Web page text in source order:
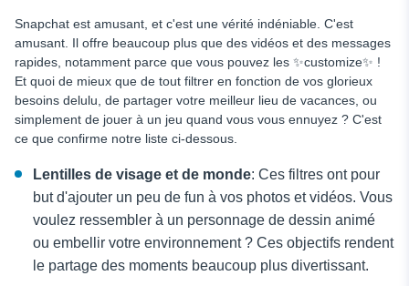
Snapchat est amusant, et c'est une vérité indéniable. C'est
amusant. Il offre beaucoup plus que des vidéos et des messages
rapides, notamment parce que vous pouvez les ✨customize✨ !
Et quoi de mieux que de tout filtrer en fonction de vos glorieux
besoins delulu, de partager votre meilleur lieu de vacances, ou
simplement de jouer à un jeu quand vous vous ennuyez ? C'est
ce que confirme notre liste ci-dessous.
Lentilles de visage et de monde: Ces filtres ont pour
but d'ajouter un peu de fun à vos photos et vidéos. Vous
voulez ressembler à un personnage de dessin animé
ou embellir votre environnement ? Ces objectifs rendent
le partage des moments beaucoup plus divertissant.